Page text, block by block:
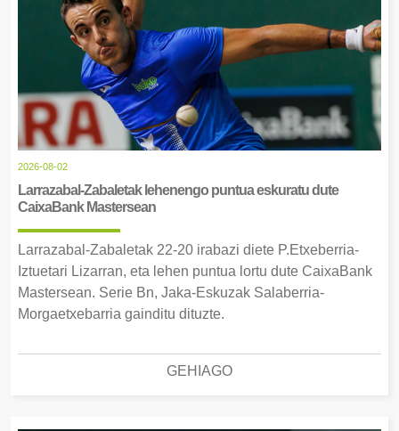
2026-08-02
Larrazabal-Zabaletak lehenengo puntua eskuratu dute
CaixaBank Mastersean
Larrazabal-Zabaletak 22-20 irabazi diete P.Etxeberria-
Iztuetari Lizarran, eta lehen puntua lortu dute CaixaBank
Mastersean. Serie Bn, Jaka-Eskuzak Salaberria-
Morgaetxebarria gainditu dituzte.
GEHIAGO